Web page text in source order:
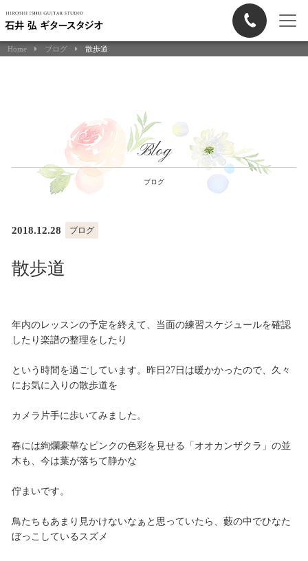
Home ブログ 散歩道
Blog
ブログ
2018.12.28 ブログ
散歩道
年内のレッスンの予定を終えて、当面の練習スケジュールを確認
したり楽譜の整理をしたり
という時間を過ごしています。昨日27日は暖かかったので、久々
にお気に入りの散歩道を
カメラ片手に歩いてみました。
春には絢爛豪華なピンクの色彩を見せる「オオカンザクラ」の並
木も、今は葉が落ちて静かな
佇まいです。
鳥たちもあまり見かけないなぁと思っていたら、藪の中でひなた
ぼっこしているスズメ